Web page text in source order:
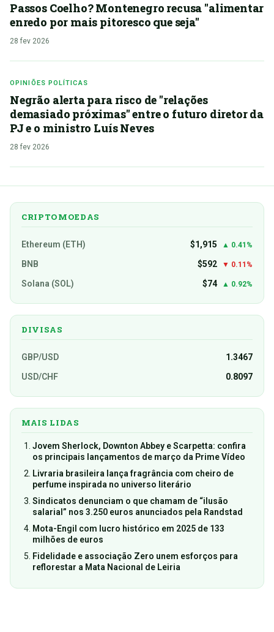
Passos Coelho? Montenegro recusa "alimentar
enredo por mais pitoresco que seja"
28 fev 2026
OPINIÕES POLÍTICAS
Negrão alerta para risco de "relações
demasiado próximas" entre o futuro diretor da
PJ e o ministro Luís Neves
28 fev 2026
CRIPTOMOEDAS
Ethereum (ETH) $1,915 ▲ 0.41%
BNB $592 ▼ 0.11%
Solana (SOL) $74 ▲ 0.92%
DIVISAS
GBP/USD
1.3467
USD/CHF
0.8097
MAIS LIDAS
Jovem Sherlock, Downton Abbey e Scarpetta: confira
os principais lançamentos de março da Prime Vídeo
Livraria brasileira lança fragrância com cheiro de
perfume inspirada no universo literário
Sindicatos denunciam o que chamam de “ilusão
salarial” nos 3.250 euros anunciados pela Randstad
Mota-Engil com lucro histórico em 2025 de 133
milhões de euros
Fidelidade e associação Zero unem esforços para
reflorestar a Mata Nacional de Leiria